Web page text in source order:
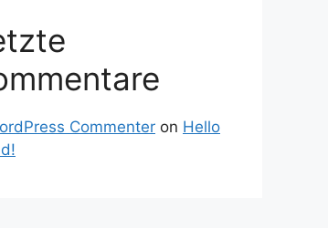
Commenter on Hello